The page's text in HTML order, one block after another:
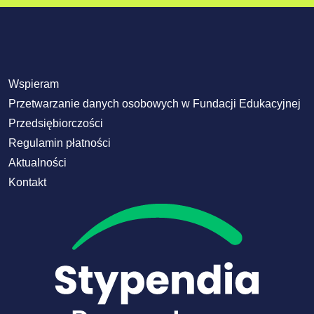
Wspieram
Przetwarzanie danych osobowych w Fundacji Edukacyjnej
Przedsiębiorczości
Regulamin płatności
Aktualności
Kontakt